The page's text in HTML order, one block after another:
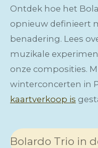
Ontdek hoe het
opnieuw definieert
benadering. Lees
muzikale
onze composities.
winterconcerten in
kaartverkoop is
Bolardo Trio in